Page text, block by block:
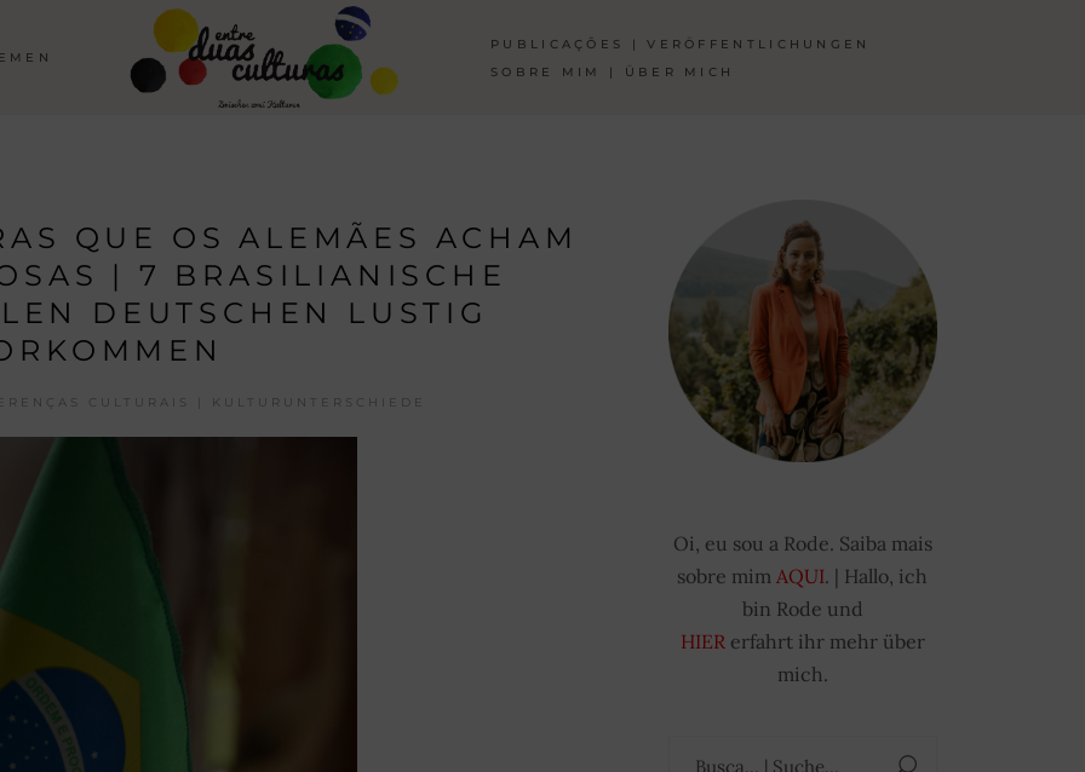
PUBLICAÇÕES | VERÖFFENTLICHUNGEN
SOBRE MIM | ÜBER MICH
QUE OS ALEMÃES ACHAM
| 7 BRASILIANISCHE
DEUTSCHEN LUSTIG
CULTURAIS | KULTURUNTERSCHIEDE
Oi, eu sou a Rode. Saiba mais
sobre mim AQUI. | Hallo, ich
bin Rode und
HIER erfahrt ihr mehr über
mich.